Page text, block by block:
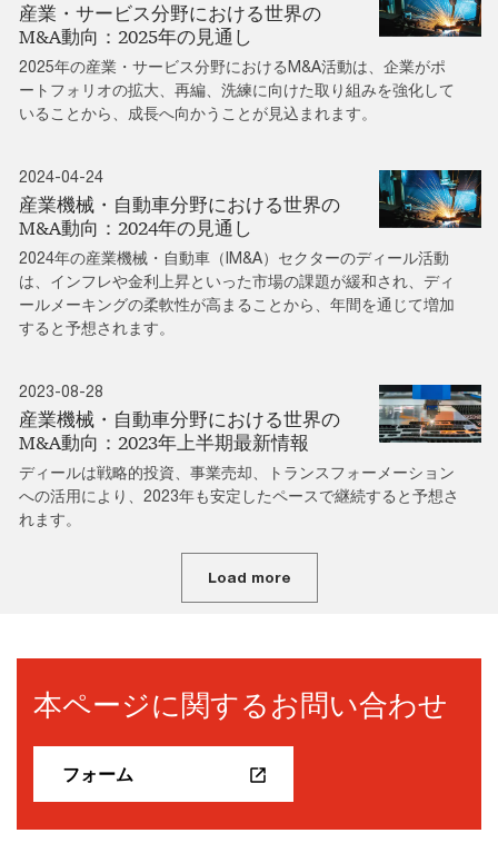
産業・サービス分野における世界の
M&A動向：2025年の見通し
2025年の産業・サービス分野におけるM&A活動は、企業がポ
ートフォリオの拡大、再編、洗練に向けた取り組みを強化して
いることから、成長へ向かうことが見込まれます。
2024-04-24
産業機械・自動車分野における世界の
M&A動向：2024年の見通し
2024年の産業機械・自動車（IM&A）セクターのディール活動
は、インフレや金利上昇といった市場の課題が緩和され、ディ
ールメーキングの柔軟性が高まることから、年間を通じて増加
すると予想されます。
2023-08-28
産業機械・自動車分野における世界の
M&A動向：2023年上半期最新情報
ディールは戦略的投資、事業売却、トランスフォーメーション
への活用により、2023年も安定したペースで継続すると予想さ
れます。
Load more
本ページに関するお問い合わせ
フォーム